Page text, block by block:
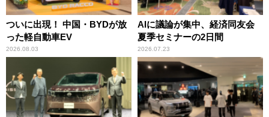
ついに出現！ 中国・BYDが放
った軽自動車EV
2026.08.03
AIに議論が集中、経済同友会
夏季セミナーの2日間
2026.07.23